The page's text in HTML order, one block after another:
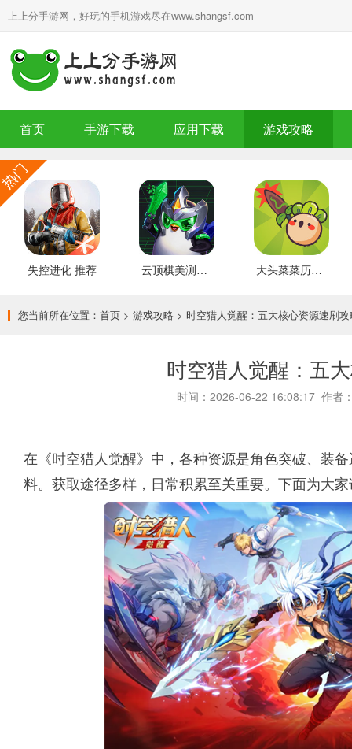
上上分手游网，好玩的手机游戏尽在www.shangsf.com
首页 手游下载 应用下载 游戏攻略
失控进化 推荐 云顶棋美测服 最新版 大头菜菜历险记 好玩的
您当前所在位置： 首页 > 游戏攻略 > 时空猎人觉醒：五大核心资源速刷
时空猎人觉醒：五
时间：2026-06-22 16:08:17 作者
在《时空猎人觉醒》中，各种资源是角色突破、装
料。获取途径多样，日常积累至关重要。下面为大